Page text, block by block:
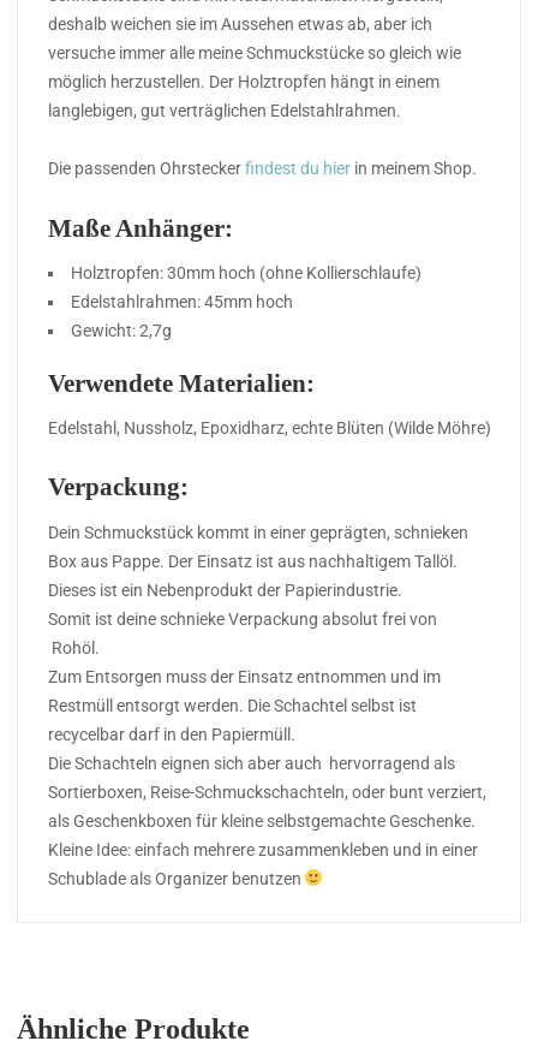
deshalb weichen sie im Aussehen etwas ab, aber ich
versuche immer alle meine Schmuckstücke so gleich wie
möglich herzustellen. Der Holztropfen hängt in einem
langlebigen, gut verträglichen Edelstahlrahmen.
Die passenden Ohrsteckerfindest du hierin meinem Shop.
Maße Anhänger:
Holztropfen: 30mm hoch (ohne Kollierschlaufe)
Edelstahlrahmen: 45mm hoch
Gewicht: 2,7g
Verwendete Materialien:
Edelstahl, Nussholz, Epoxidharz, echte Blüten (Wilde Möhre)
Verpackung:
Dein Schmuckstück kommt in einer geprägten, schnieken
Box aus Pappe. Der Einsatz ist aus nachhaltigem Tallöl.
Dieses ist ein Nebenprodukt der Papierindustrie.
Somit ist deine schnieke Verpackung absolut frei von
Rohöl.
Zum Entsorgen muss der Einsatz entnommen und im
Restmüll entsorgt werden. Die Schachtel selbst ist
recycelbar darf in den Papiermüll.
Die Schachteln eignen sich aber auch hervorragend als
Sortierboxen, Reise-Schmuckschachteln, oder bunt verziert,
als Geschenkboxen für kleine selbstgemachte Geschenke.
Kleine Idee: einfach mehrere zusammenkleben und in einer
Schublade als Organizer benutzen
Ähnliche Produkte